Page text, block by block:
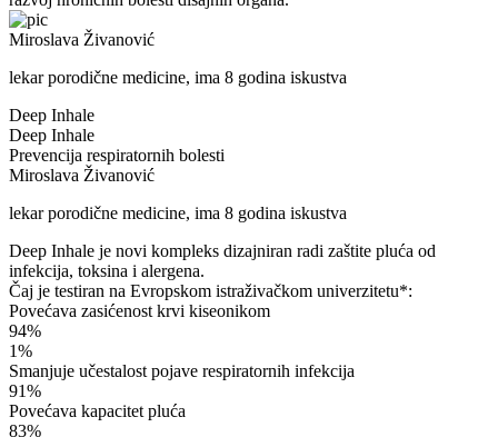
Miroslava Živanović
lekar porodične medicine, ima 8 godina iskustva
Deep Inhale
Deep Inhale
Prevencija respiratornih bolesti
Miroslava Živanović
lekar porodične medicine, ima 8 godina iskustva
Deep Inhale je novi kompleks dizajniran radi zaštite pluća od
infekcija, toksina i alergena.
Čaj je testiran na Evropskom istraživačkom univerzitetu*:
Povećava zasićenost krvi kiseonikom
94%
1%
Smanjuje učestalost pojave respiratornih infekcija
91%
Povećava kapacitet pluća
83%